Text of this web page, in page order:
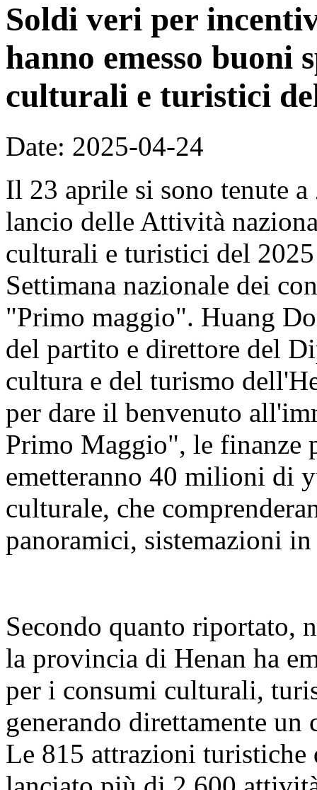
Soldi veri per
hanno emesso buoni
culturali e turistici
Date: 2025-04-24
Il 23 aprile si sono tenute
lancio delle Attività
culturali e turistici del
Settimana nazionale dei
"Primo maggio". Huang
del partito e direttore del
cultura e del turismo
per dare il benvenuto
Primo Maggio", le finanze
emetteranno 40 milioni di
culturale, che
panoramici, sistemazioni
Secondo quanto riportato,
la provincia di Henan ha
per i consumi culturali,
generando direttamente
Le 815 attrazioni